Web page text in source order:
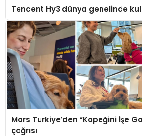
Tencent Hy3 dünya genelinde
Mars Türkiye’den “Köpeğini İşe
çağrısı